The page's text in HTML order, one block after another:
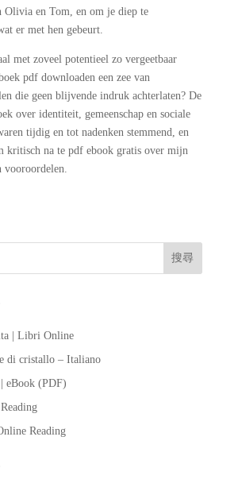
Olivia en Tom, en om je diep te
er met hen gebeurt.
met zoveel potentieel zo vergeetbaar
pdf downloaden een zee van
die geen blijvende indruk achterlaten? De
over identiteit, gemeenschap en sociale
tijdig en tot nadenken stemmend, en
kritisch na te pdf ebook gratis over mijn
vooroordelen.
搜尋
| Libri Online
di cristallo – Italiano
eBook (PDF)
Reading